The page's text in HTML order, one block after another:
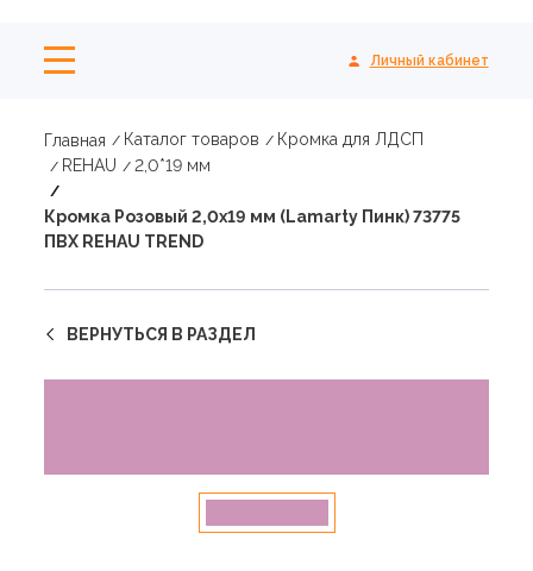
Личный кабинет
Главная Каталог товаров
Кромка для ЛДСП
REHAU
2,0*19 мм
Кромка Розовый 2,0х19 мм (Lamarty Пинк) 73775
ПВХ REHAU TREND
ВЕРНУТЬСЯ В РАЗДЕЛ